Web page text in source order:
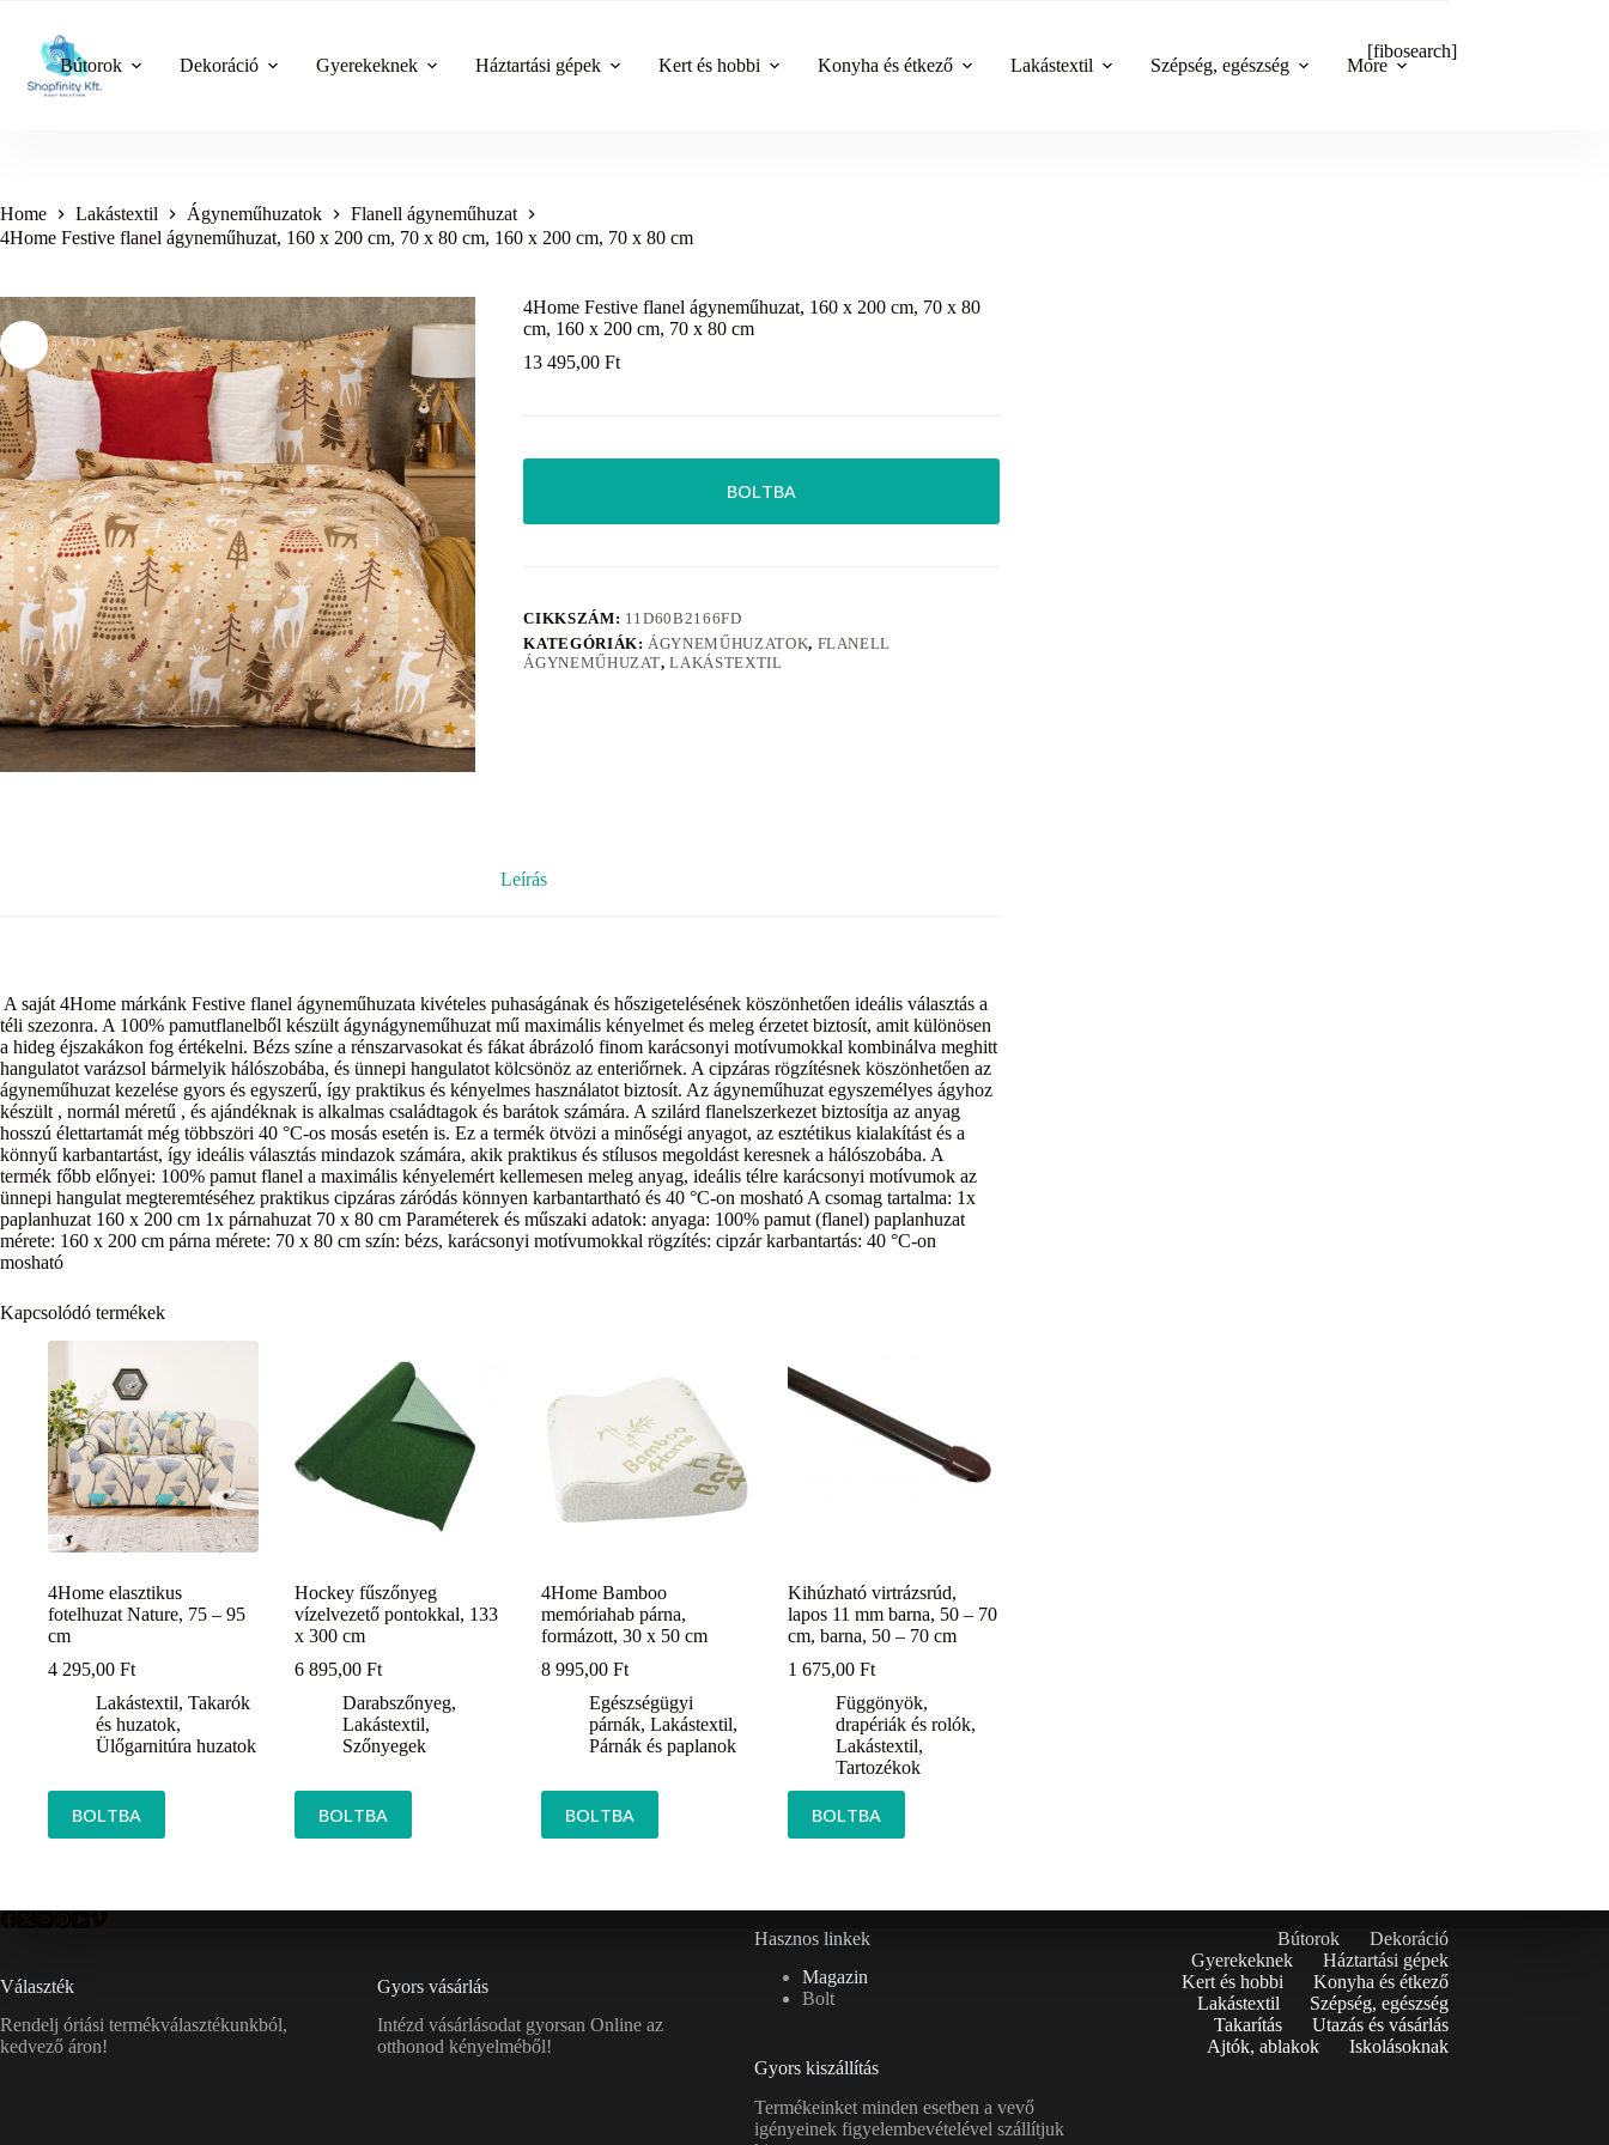
content
Bútorok Dekoráció Gyerekeknek Háztartási gépek Kert és hobbi Konyha és étkező Lakástextil Szépség, egészség More
[fibosearch]
Home Lakástextil Ágyneműhuzatok
Flanell ágyneműhuzat
4Home Festive flanel ágyneműhuzat, 160 x 200 cm, 70 x 80 cm, 160 x 200 cm, 70 x 80 cm
4Home Festive flanel ágyneműhuzat, 160 x 200 cm, 70 x 80
cm, 160 x 200 cm, 70 x 80 cm
13 495,00Ft
BOLTBA
CIKKSZÁM: 11D60B2166FD
KATEGÓRIÁK: ÁGYNEMŰHUZATOK, FLANELL
ÁGYNEMŰHUZAT,LAKÁSTEXTIL
Leírás
A saját 4Home márkánk Festive flanel ágyneműhuzata kivételes puhaságának és hőszigetelésének köszönhetően ideális választás a
téli szezonra. A 100% pamutflanelből készült ágynágyneműhuzat mű maximális kényelmet és meleg érzetet biztosít, amit különösen
a hideg éjszakákon fog értékelni. Bézs színe a rénszarvasokat és fákat ábrázoló finom karácsonyi motívumokkal kombinálva meghitt
hangulatot varázsol bármelyik hálószobába, és ünnepi hangulatot kölcsönöz az enteriőrnek. A cipzáras rögzítésnek köszönhetően az
ágyneműhuzat kezelése gyors és egyszerű, így praktikus és kényelmes használatot biztosít. Az ágyneműhuzat egyszemélyes ágyhoz
készült , normál méretű , és ajándéknak is alkalmas családtagok és barátok számára. A szilárd flanelszerkezet biztosítja az anyag
hosszú élettartamát még többszöri 40 °C-os mosás esetén is. Ez a termék ötvözi a minőségi anyagot, az esztétikus kialakítást és a
könnyű karbantartást, így ideális választás mindazok számára, akik praktikus és stílusos megoldást keresnek a hálószobába. A
termék főbb előnyei: 100% pamut flanel a maximális kényelemért kellemesen meleg anyag, ideális télre karácsonyi motívumok az
ünnepi hangulat megteremtéséhez praktikus cipzáras záródás könnyen karbantartható és 40 °C-on mosható A csomag tartalma: 1x
paplanhuzat 160 x 200 cm 1x párnahuzat 70 x 80 cm Paraméterek és műszaki adatok: anyaga: 100% pamut (flanel) paplanhuzat
mérete: 160 x 200 cm párna mérete: 70 x 80 cm szín: bézs, karácsonyi motívumokkal rögzítés: cipzár karbantartás: 40 °C-on
mosható
Kapcsolódó termékek
4Home elasztikus
fotelhuzat Nature, 75 – 95
cm
4 295,00 Ft
Lakástextil, Takarók
és huzatok,
Ülőgarnitúra huzatok
BOLTBA
Hockey fűszőnyeg
vízelvezető pontokkal, 133
x 300 cm
6 895,00Ft
Darabszőnyeg,
Lakástextil,
Szőnyegek
BOLTBA
4Home Bamboo
memóriahab párna,
formázott, 30 x 50 cm
8 995,00Ft
Egészségügyi
párnák,Lakástextil,
Párnák és paplanok
BOLTBA
Kihúzható virtrázsrúd,
lapos 11 mm barna, 50 – 70
cm, barna, 50 – 70 cm
1 675,00Ft
Függönyök,
drapériák és rolók,
Lakástextil,
Tartozékok
BOLTBA
Választék
Rendelj óriási termékválasztékunkból,
kedvező áron!
Gyors vásárlás
Intézd vásárlásodat gyorsan Online az
otthonod kényelméből!
Hasznos linkek
Magazin
Bolt
Gyors kiszállítás
Termékeinket minden esetben a vevő
igényeinek figyelembevételével szállítjuk
Bútorok
Dekoráció
Gyerekeknek
Háztartási gépek
Kert és hobbi
Konyha és étkező
Lakástextil
Szépség, egészség
Takarítás
Utazás és vásárlás
Ajtók, ablakok
Iskolásoknak